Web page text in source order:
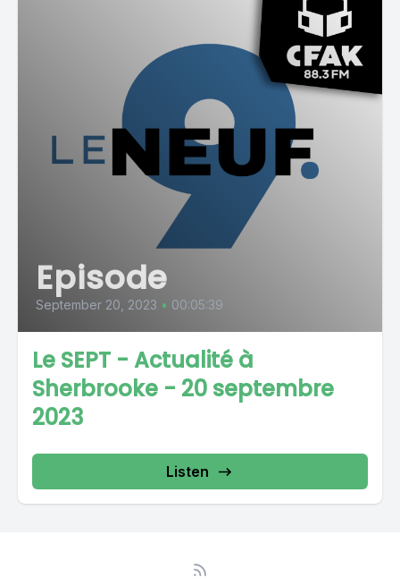
Episode
September 20, 2023 • 00:05:39
Le SEPT - Actualité à
Sherbrooke - 20 septembre
2023
Listen